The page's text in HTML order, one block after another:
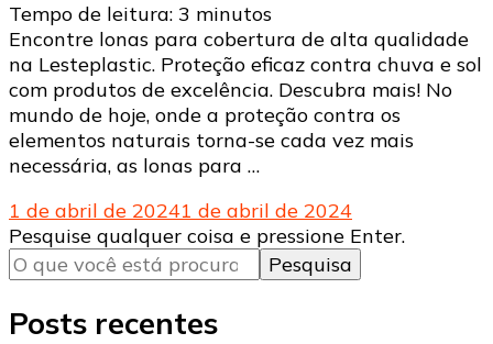
Tempo de leitura: 3 minutos
Encontre lonas para cobertura de alta qualidade
na Lesteplastic. Proteção eficaz contra chuva e sol
com produtos de excelência. Descubra mais! No
mundo de hoje, onde a proteção contra os
elementos naturais torna-se cada vez mais
necessária, as lonas para …
1 de abril de 20241 de abril de 2024
Procurando
algo?
Pesquise qualquer coisa e pressione Enter.
Posts recentes